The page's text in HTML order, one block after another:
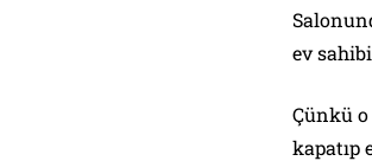
ev
Çünkü o
kapatıp